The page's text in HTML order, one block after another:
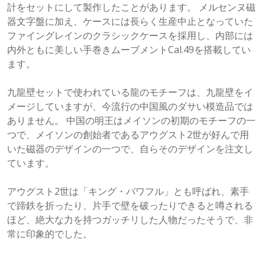
計をセットにして製作したことがあります。 メルセンヌ磁
器文字盤に加え、ケースには長らく生産中止となっていた
ファイングレインのクラシックケースを採用し、内部には
内外ともに美しい手巻きムーブメントCal.49を搭載してい
ます。
九龍壁セットで使われている龍のモチーフは、九龍壁をイ
メージしていますが、今流行の中国風のダサい模造品では
ありません。 中国の明王はメイソンの初期のモチーフの一
つで、メイソンの創始者であるアウグスト2世が好んで用
いた磁器のデザインの一つで、自らそのデザインを注文し
ています。
アウグスト2世は「キング・パワフル」とも呼ばれ、素手
で蹄鉄を折ったり、片手で壁を破ったりできると噂される
ほど、絶大な力を持つガッチリした人物だったそうで、非
常に印象的でした。